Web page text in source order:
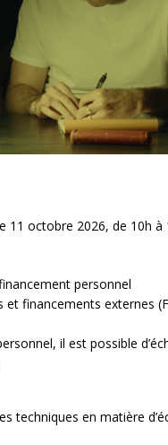
11 octobre 2026, de 10h
personnel
et financements externes
il est possible
techniques en matière